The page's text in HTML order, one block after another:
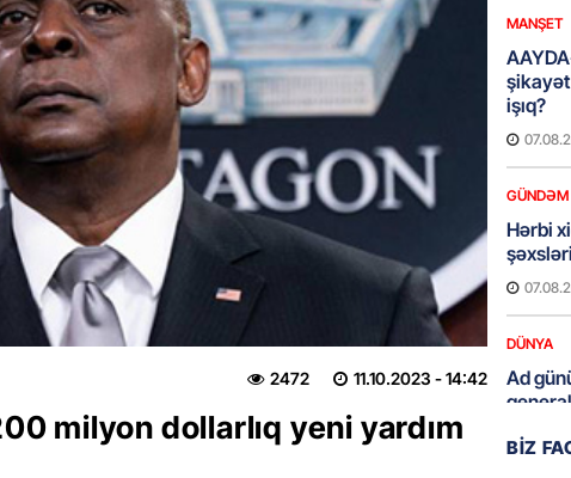
11.10.2023 - 14:42
2472
milyon dollarlıq yeni yardım
MANŞET
şikayət
işıq?
GÜNDƏM
Hərbi
DÜNYA
Ad
BIZ